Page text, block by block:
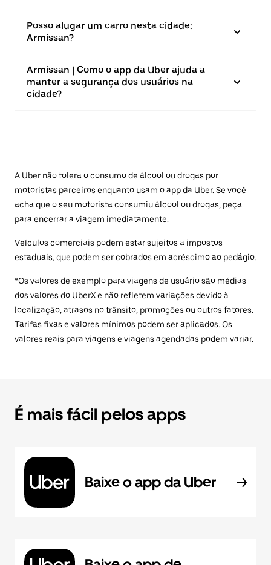
Posso alugar um carro nesta cidade:
Armissan?
Armissan | Como o app da Uber ajuda a
manter a segurança dos usuários na
cidade?
A Uber não tolera o consumo de álcool ou drogas por
motoristas parceiros enquanto usam o app da Uber. Se você
acha que o seu motorista consumiu álcool ou drogas, peça
para encerrar a viagem imediatamente.
Veículos comerciais podem estar sujeitos a impostos
estaduais, que podem ser cobrados em acréscimo ao pedágio.
*Os valores de exemplo para viagens de usuário são médias
dos valores do UberX e não refletem variações devido à
localização, atrasos no trânsito, promoções ou outros fatores.
Tarifas fixas e valores mínimos podem ser aplicados. Os
valores reais para viagens e viagens agendadas podem variar.
É mais fácil pelos apps
Baixe o app da Uber